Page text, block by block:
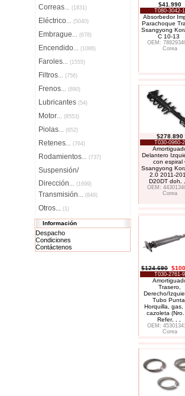
Correas... (1831)
Eléctrico... (5040)
Embrague... (678)
Encendido... (1086)
Faroles... (1555)
Filtros... (756)
Frenos... (890)
Lubricantes (54)
Motor... (8553)
Piolas... (652)
Retenes... (764)
Rodamientos... (737)
Suspensión/
Dirección... (1699)
Transmisión... (849)
Otros... (1)
Información
Despacho
Condiciones
Contáctenos
$41.990
T080-3042-1
Absorbedor
Parachoque
Ssangyong
C 10-13
OEM:
Corea
$278.890
T030-0960-2
Delantero
con espiral
Ssangyong
2.0 2011-
D20DT doh
OEM:
Corea
$124.690
T030-2761-9
Trasero,
Derecho/
Tubo
Horquilla, gas,
cazoleta
Refer. . .
OEM:
Corea